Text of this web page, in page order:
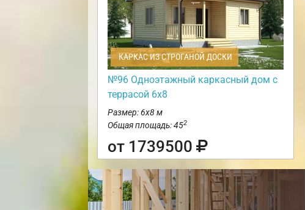
КАРКАС ИЗ СТРОГАНОЙ ДОСКИ
№96 Одноэтажный каркасный дом с
террасой 6х8
Размер: 6х8 м
Общая площадь: 452
от 1739500